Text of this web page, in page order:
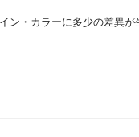
ン・カラーに多少の差異が